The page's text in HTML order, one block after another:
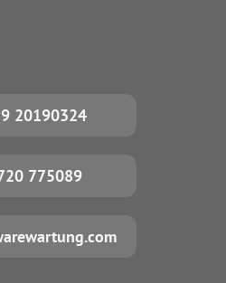
20190324
775089